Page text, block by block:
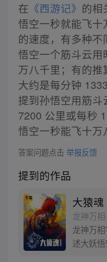
在 《西游记》 的相
悟空一秒就能飞
的速度，有多种
悟空一个筋斗云
万八千里；有的
大约是每分钟
提到孙悟空用筋
7200 公里或每秒
悟空一秒能飞十万
答案问题点击 举报反馈
提到的作品
大猿魂
龙神万相
龙神万
述大妖